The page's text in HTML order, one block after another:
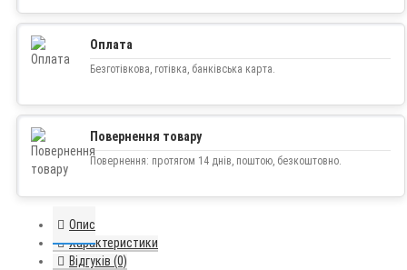
Оплата
Безготівкова, готівка, банківська карта.
Повернення товару
Повернення: протягом 14 днів, поштою, безкоштовно.
Опис
Характеристики
Відгуків (0)